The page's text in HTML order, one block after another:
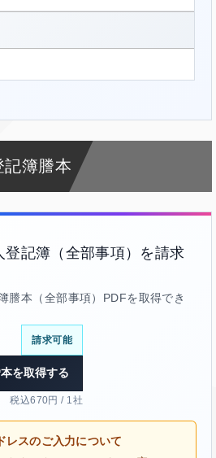
記簿謄本
記簿（全部事項）を請求
謄本（全部事項）PDFを取得でき
請求可能
を取得する
税込670円 / 1社
レスのご入力について